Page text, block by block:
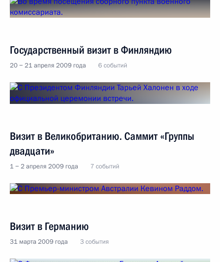
Государственный визит в Финляндию
20 − 21 апреля 2009 года 6 событий
Визит в Великобританию. Саммит «Группы
двадцати»
1 − 2 апреля 2009 года 7 событий
Визит в Германию
31 марта 2009 года 3 события